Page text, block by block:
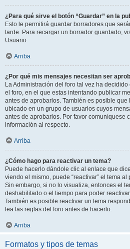
¿Para qué sirve el botón “Guardar” en la
Esto le permitirá guardar borradores que
tarde. Para recargar un borrador guardado,
Usuario.
Arriba
¿Por qué mis mensajes necesitan ser
La Administración del foro tal vez ha
el foro, en el que estas intentando publicar
antes de aprobarlos. También es posible
ubicado en un grupo de usuarios cuyos
antes de aprobarlos. Por favor comuníquese
información al respecto.
Arriba
¿Cómo hago para reactivar un tema?
Puede hacerlo dándole clic al enlace que
viendo el mismo, puede “reactivar” el tema
Sin embargo, si no lo visualiza, entonces el
deshabilitado o el tiempo para poder
También es posible reactivar un tema
lea las reglas del foro antes de hacerlo.
Arriba
Formatos y tipos de temas